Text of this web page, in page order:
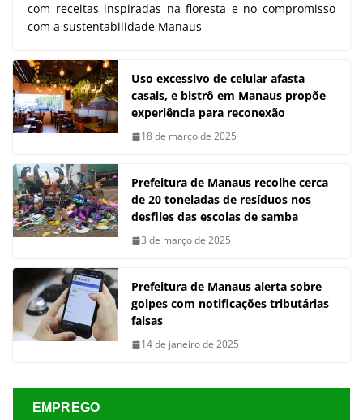
com receitas inspiradas na floresta e no compromisso
com a sustentabilidade Manaus –
Uso excessivo de celular afasta
casais, e bistrô em Manaus propõe
experiência para reconexão
18 de março de 2025
Prefeitura de Manaus recolhe cerca
de 20 toneladas de resíduos nos
desfiles das escolas de samba
3 de março de 2025
Prefeitura de Manaus alerta sobre
golpes com notificações tributárias
falsas
14 de janeiro de 2025
EMPREGO